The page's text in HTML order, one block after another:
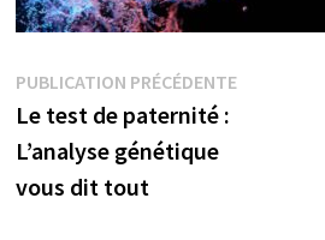
Navigation
de
l’article
PUBLICATION PRÉCÉDENTEPublication
Le test de paternité :
L’analyse génétique
vous dit tout